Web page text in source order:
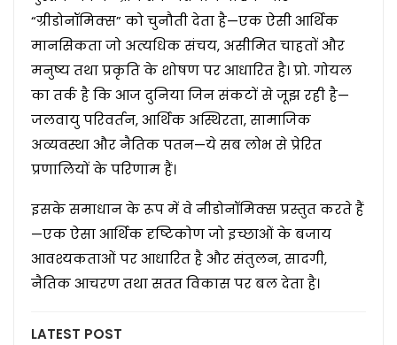
“ग्रीडोनॉमिक्स” को चुनौती देता है—एक ऐसी आर्थिक
मानसिकता जो अत्यधिक संचय, असीमित चाहतों और
मनुष्य तथा प्रकृति के शोषण पर आधारित है। प्रो. गोयल
का तर्क है कि आज दुनिया जिन संकटों से जूझ रही है—
जलवायु परिवर्तन, आर्थिक अस्थिरता, सामाजिक
अव्यवस्था और नैतिक पतन—ये सब लोभ से प्रेरित
प्रणालियों के परिणाम हैं।
इसके समाधान के रूप में वे नीडोनॉमिक्स प्रस्तुत करते हैं
—एक ऐसा आर्थिक दृष्टिकोण जो इच्छाओं के बजाय
आवश्यकताओं पर आधारित है और संतुलन, सादगी,
नैतिक आचरण तथा सतत विकास पर बल देता है।
LATEST POST